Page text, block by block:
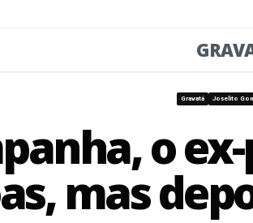
Gravatá Joselito
o
mas